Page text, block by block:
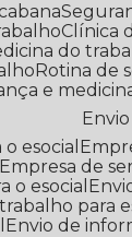
do
Rotina de
e
esocial
Empresa de
o esocial
para
Envio de